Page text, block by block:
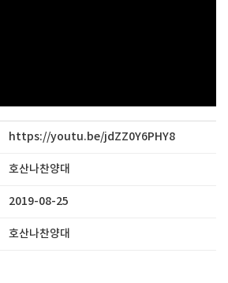
https://youtu.be/jdZZ0Y6PHY8
호산나찬양대
2019-08-25
호산나찬양대